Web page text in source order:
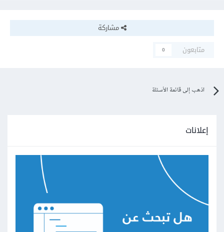
مشاركة
متابعون
0
اذهب إلى قائمة الأسئلة
إعلانات